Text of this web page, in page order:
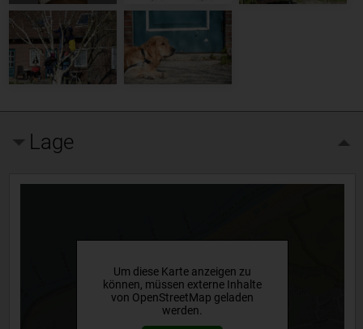
Lage
Um diese Karte anzeigen zu
können, müssen externe Inhalte
von OpenStreetMap geladen
werden.